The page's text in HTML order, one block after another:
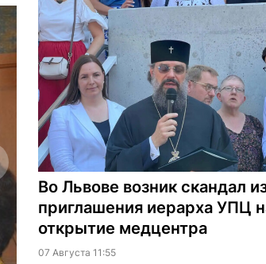
Во Львове возник скандал
приглашения иерарха УПЦ
открытие медцентра
07 Августа 11:55